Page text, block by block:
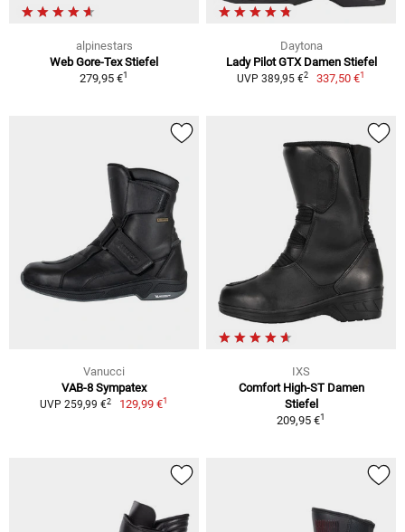
alpinestars
Web Gore-Tex Stiefel
279,95 €1
Daytona
Lady Pilot GTX Damen Stiefel
UVP 389,95 €2 337,50 €1
Vanucci
VAB-8 Sympatex
UVP 259,99 €2 129,99 €1
IXS
Comfort High-ST Damen
Stiefel
209,95 €1